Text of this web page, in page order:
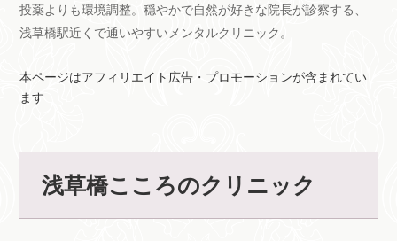
投薬よりも環境調整。穏やかで自然が好きな院長が診察する、
浅草橋駅近くで通いやすいメンタルクリニック。
本ページはアフィリエイト広告・プロモーションが含まれてい
ます
浅草橋こころのクリニック